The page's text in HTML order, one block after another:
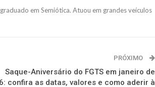
em Semiótica. Atuou em grandes veículos
PRÓXIMO
Saque-Aniversário do FGTS em janeiro de
confira as datas, valores e como aderir à